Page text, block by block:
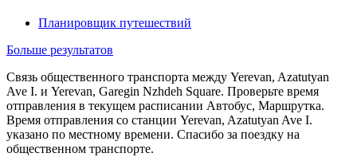
Планировщик путешествий
Больше результатов
Связь общественного транспорта между Yerevan, Azatutyan
Ave I. и Yerevan, Garegin Nzhdeh Square. Проверьте время
отправления в текущем расписании Автобус, Маршрутка.
Время отправления со станции Yerevan, Azatutyan Ave I.
указано по местному времени. Спасибо за поездку на
общественном транспорте.